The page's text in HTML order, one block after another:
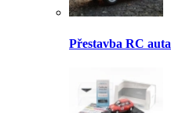
Přestavba RC